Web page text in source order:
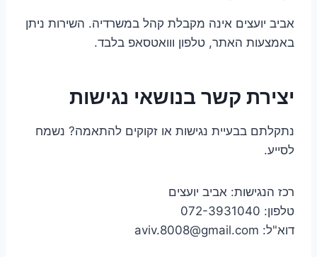
אביב יועצים אינה מקבלת קהל במשרדיה. השירות ניתן
באמצעות האתר, טלפון ווואטסאפ בלבד.
יצירת קשר בנושאי נגישות
נתקלתם בבעיית נגישות או זקוקים להתאמה? נשמח
לסייע.
רכז הנגישות: אביב יועצים
טלפון: 072-3931040
דוא"ל: aviv.8008@gmail.com